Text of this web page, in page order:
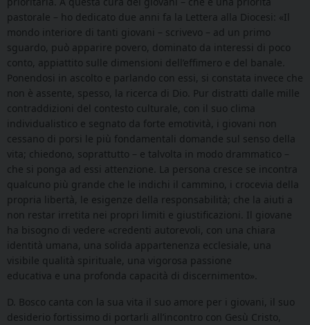
pastorale – ho dedicato due anni fa la Lettera alla Diocesi: «Il
mondo interiore di tanti giovani – scrivevo – ad un primo
sguardo, può apparire povero, dominato da interessi di poco
conto, appiattito sulle dimensioni dell’effimero e del banale.
Ponendosi in ascolto e parlando con essi, si constata invece che
non è assente, spesso, la ricerca di Dio. Pur distratti dalle mille
contraddizioni del contesto culturale, con il suo clima
individualistico e segnato da forte emotività, i giovani non
cessano di porsi le più fondamentali domande sul senso della
vita; chiedono, soprattutto – e talvolta in modo drammatico –
che si ponga ad essi attenzione. La persona cresce se incontra
qualcuno più grande che le indichi il cammino, i crocevia della
propria libertà, le esigenze della responsabilità; che la aiuti a
non restar irretita nei propri limiti e giustificazioni. Il giovane
ha bisogno di vedere «credenti autorevoli, con una chiara
identità umana, una solida appartenenza ecclesiale, una
visibile qualità spirituale, una vigorosa passione
educativa e una profonda capacità di discernimento».
D. Bosco canta con la sua vita il suo amore per i giovani, il suo
desiderio fortissimo di portarli all’incontro con Gesù Cristo,